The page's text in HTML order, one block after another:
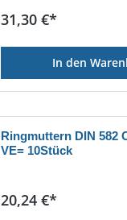
Regulärer Preis:
31,30 €*
In den
Ringmuttern DIN 582
VE= 10Stück
Regulärer Preis:
20,24 €*